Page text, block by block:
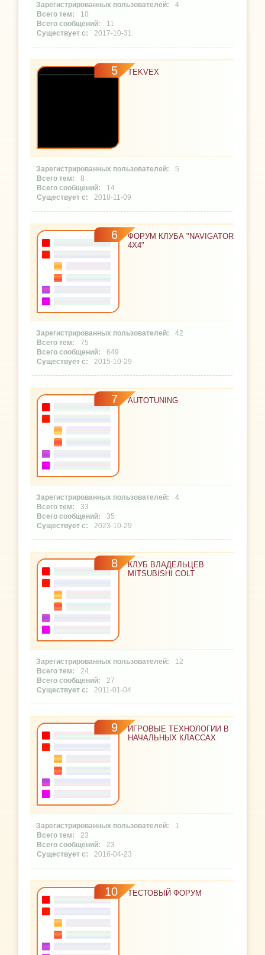
4
10
11
2017-10-31
5 TEKVEX
5
8
14
2018-11-09
6
ФОРУМ КЛУБА "NAVIGATOR
4X4"
42
75
649
2015-10-29
7 AUTOTUNING
4
33
35
2023-10-29
8
КЛУБ ВЛАДЕЛЬЦЕВ
MITSUBISHI COLT
12
24
27
2011-01-04
9
ИГРОВЫЕ ТЕХНОЛОГИИ В
НАЧАЛЬНЫХ КЛАССАХ
1
23
23
2016-04-23
10 ТЕСТОВЫЙ ФОРУМ